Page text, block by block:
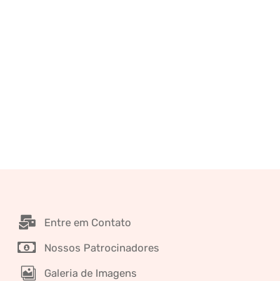
Entre em Contato
Nossos Patrocinadores
Galeria de Imagens